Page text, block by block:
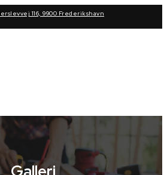
116, 9900 Frederikshavn